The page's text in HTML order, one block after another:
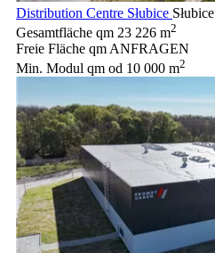
Distribution Centre Słubice Słubice
Gesamtfläche qm 23 226 m2
Freie Fläche qm ANFRAGEN
Min. Modul qm od 10 000 m2